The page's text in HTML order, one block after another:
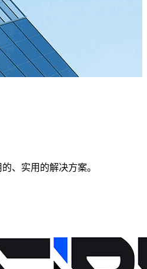
、实用的解决方案。